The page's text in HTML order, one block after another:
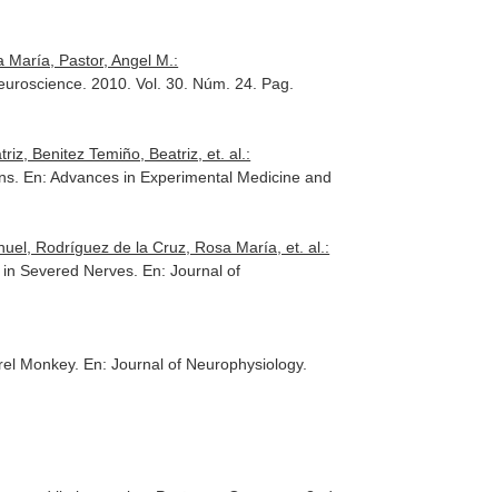
María, Pastor, Angel M.:
. 2010. Vol. 30. Núm. 24. Pag.
Benitez Temiño, Beatriz, et. al.:
En: Advances in Experimental Medicine and
Rodríguez de la Cruz, Rosa María, et. al.:
Severed Nerves. En: Journal of
Monkey. En: Journal of Neurophysiology.